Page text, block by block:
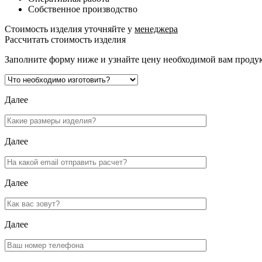
Собственное производство
Стоимость изделия уточняйте у менеджера
Рассчитать стоимость изделия
Заполните форму ниже и узнайте цену необходимой вам
Далее
Далее
Далее
Далее